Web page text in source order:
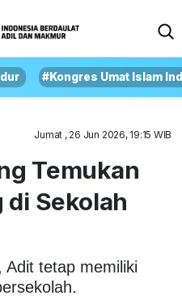
#Kongres Umat Islam
Jumat , 26 Jun 2026, 19:15 WIB
Temukan
di Sekolah
Adit tetap memiliki